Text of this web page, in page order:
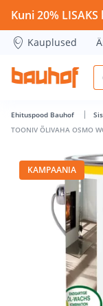
TOONIV ÕLIVAHA
Kuni 20%
Kauplused
Ehituspood Bauhof
TOONIV ÕLIVAHA OSMO
KAMPAANIA